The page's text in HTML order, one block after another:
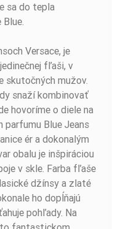
sa do tepla
Versace, je
fľaši, v
skutočných mužov.
snaží kombinovať
hovoríme o diele na
parfumu Blue Jeans
ér a dokonalým
obalu je inšpiráciou
v skle. Farba fľaše
džínsy a zlaté
ho dopĺňajú
pohľady. Na